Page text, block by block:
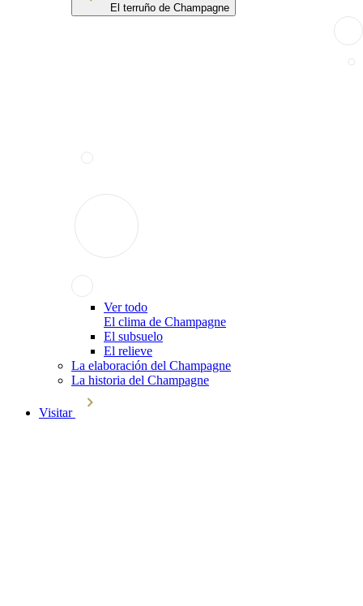
El terruño de Champagne
Ver todo
El clima de Champagne
El subsuelo
El relieve
La elaboración del Champagne
La historia del Champagne
Visitar